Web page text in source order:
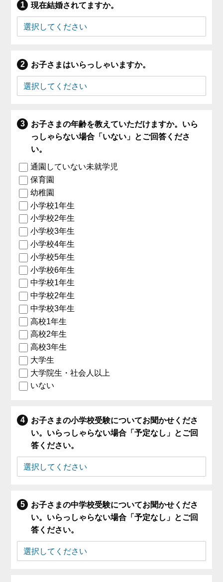
現在結婚されてますか。
お子さまはいらっしゃいますか。
お子さまの年齢を教えていただけますか。いら
っしゃらない場合「いない」とご回答くださ
い。
通園していない未就学児
保育園
幼稚園
小学校1年生
小学校2年生
小学校3年生
小学校4年生
小学校5年生
小学校6年生
中学校1年生
中学校2年生
中学校3年生
高校1年生
高校2年生
高校3年生
大学生
大学院生・社会人以上
いない
お子さまの小学校受験についてお聞かせくださ
い。いらっしゃらない場合「予定なし」とご回
答ください。
お子さまの中学校受験についてお聞かせくださ
い。いらっしゃらない場合「予定なし」とご回
答ください。